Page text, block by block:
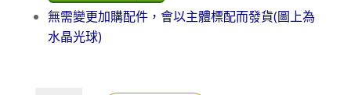
無需變更加購配件，會以主體標配而發貨(圖上為
水晶光球)